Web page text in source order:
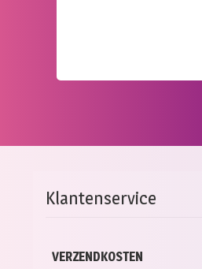
Klantenservice
VERZENDKOSTEN